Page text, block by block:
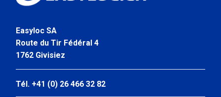
Easyloc SA
Route du Tir Fédéral 4
1762 Givisiez
Tél. +41 (0) 26 466 32 82